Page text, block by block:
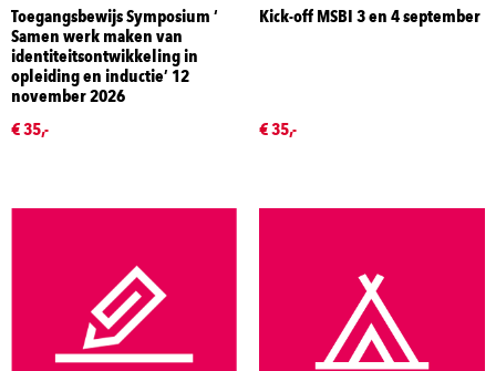
Toegangsbewijs Symposium ‘
Samen werk maken van
identiteitsontwikkeling in
opleiding en inductie’ 12
november 2026
€ 35,-
Kick-off MSBI 3 en 4 september
€ 35,-